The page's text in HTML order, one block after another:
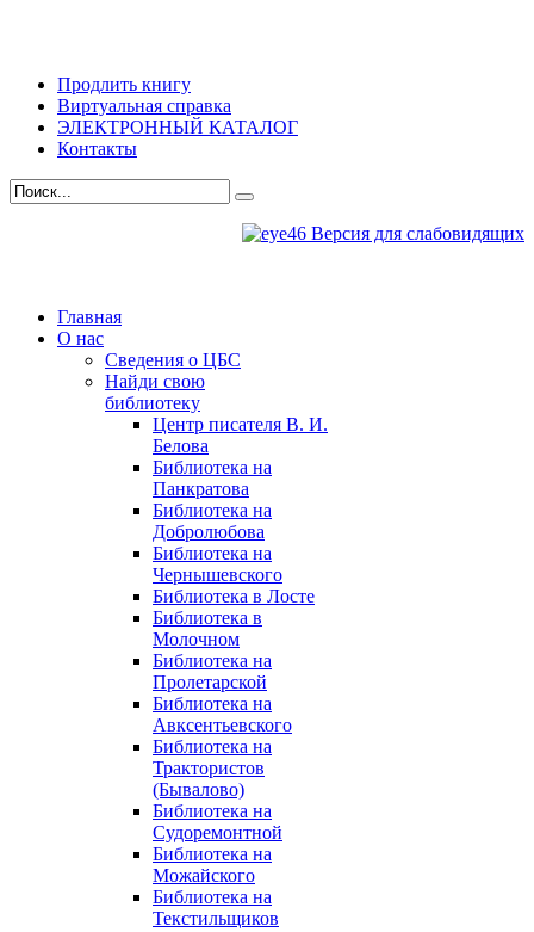
Продлить книгу
Виртуальная справка
ЭЛЕКТРОННЫЙ КАТАЛОГ
Контакты
Версия для слабовидящих
Главная
О нас
Сведения о ЦБС
Найди свою
библиотеку
Центр писателя В. И.
Белова
Библиотека на
Панкратова
Библиотека на
Добролюбова
Библиотека на
Чернышевского
Библиотека в Лосте
Библиотека в
Молочном
Библиотека на
Пролетарской
Библиотека на
Авксентьевского
Библиотека на
Трактористов
(Бывалово)
Библиотека на
Судоремонтной
Библиотека на
Можайского
Библиотека на
Текстильщиков